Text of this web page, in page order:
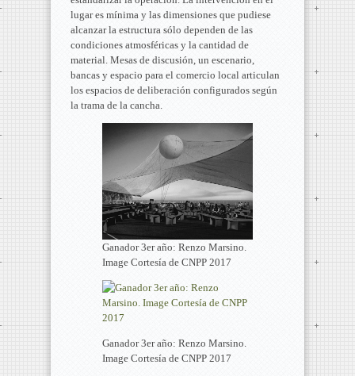
lugar es mínima y las dimensiones que pudiese
alcanzar la estructura sólo dependen de las
condiciones atmosféricas y la cantidad de
material. Mesas de discusión, un escenario,
bancas y espacio para el comercio local articulan
los espacios de deliberación configurados según
la trama de la cancha.
Ganador 3er año: Renzo Marsino.
Image Cortesía de CNPP 2017
Ganador 3er año: Renzo Marsino.
Image Cortesía de CNPP 2017